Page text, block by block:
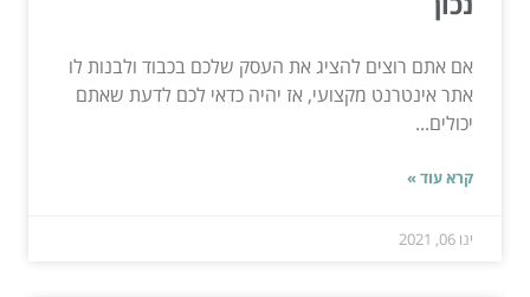
אם אתם רוצים להציג את העסק שלכם בכבוד ולבנות לו
אתר אינטרנט מקצועי, אז יהיה כדאי לכם לדעת שאתם
יכולים...
קרא עוד »
ינו 06, 2021